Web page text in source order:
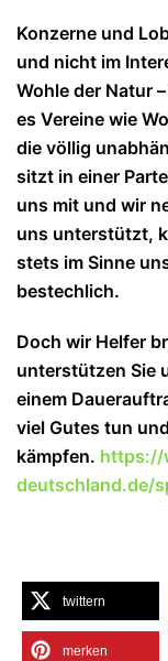
Konzerne und
und nicht im
Wohle der Natur
es Vereine wie
die völlig
sitzt in einer
uns mit und wir
uns unterstützt,
stets im Sinne
bestechlich.
Doch wir Helfer
unterstützen Sie
einem
viel Gutes tun
kämpfen. https://
deutschland.de/
twittern
merken